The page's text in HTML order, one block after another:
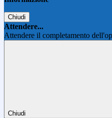
Chiudi
Attendere...
Attendere il completamento
Chiudi